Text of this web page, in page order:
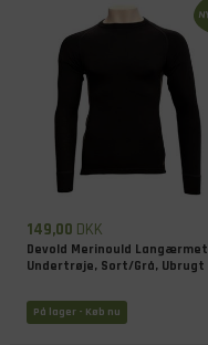
149,00 DKK
Devold Merinould Langærmet
Undertrøje, Sort/Grå, Ubrugt
På lager - Køb nu